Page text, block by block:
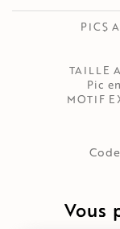
PICS
TAILLE
Pic
MOTIF
Vous